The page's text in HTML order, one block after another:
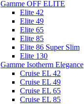
Gamme OFF ELITE
Elite 42
Elite 49
Elite 65
Elite 85
Elite 86 Super Slim
Elite 130
Gamme Isotherm Elegance
Cruise EL 42
Cruise EL 49
Cruise EL 65
Cruise EL 85